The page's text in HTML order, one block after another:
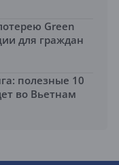
Green
для граждан
полезные 10
во Вьетнам